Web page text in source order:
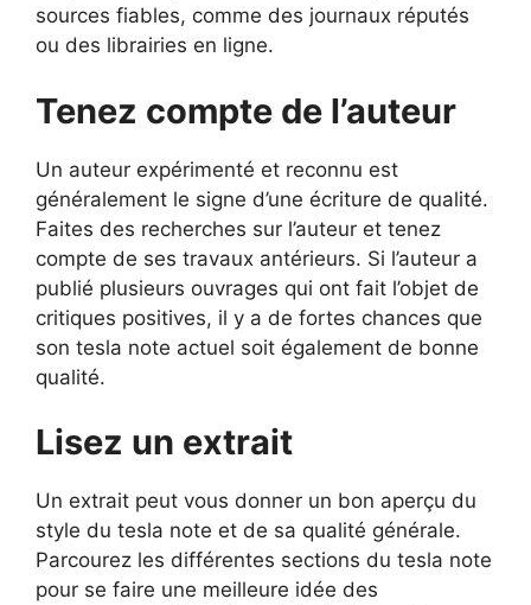
sources fiables, comme des journaux réputés
ou des librairies en ligne.
Tenez compte de l’auteur
Un auteur expérimenté et reconnu est
généralement le signe d’une écriture de qualité.
Faites des recherches sur l’auteur et tenez
compte de ses travaux antérieurs. Si l’auteur a
publié plusieurs ouvrages qui ont fait l’objet de
critiques positives, il y a de fortes chances que
son tesla note actuel soit également de bonne
qualité.
Lisez un extrait
Un extrait peut vous donner un bon aperçu du
style du tesla note et de sa qualité générale.
Parcourez les différentes sections du tesla note
pour se faire une meilleure idée des